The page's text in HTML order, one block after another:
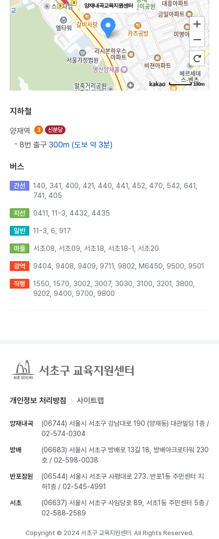
양재내곡교육지원센터
100m
지하철
양재역 3 신분당
8번 출구 300m (도보 약 3분)
버스
간선
140, 341, 400, 421, 440, 441, 452, 470, 542, 641,
741, 405
지선 0411, 11-3, 4432, 4435
일반 11-3, 6, 917
마을 서초08, 서초09, 서초18, 서초18-1, 서초20
광역 9404, 9408, 9409, 9711, 9802, M6450, 9500, 9501
직행
1550, 1570, 3002, 3007, 3030, 3100, 3201, 3800,
9202, 9400, 9700, 9800
개인정보 처리방침 사이트맵
양재내곡 (06744) 서울시 서초구 강남대로 190 (양재동) 대관빌딩 1층 /
02-574-0304
방배
(06683) 서울시 서초구 방배로 13길 18, 방배아크로타워 230
호 / 02-598-0038
반포잠원
(06544) 서울시 서초구 사평대로 273. 반포1동 주민센터 지
하1층 / 02-545-4991
서초 (06637) 서울시 서초구 사임당로 89, 서초1동 주민센터 5층 /
02-588-2589
Copyright © 2024 서초구 교육지원센터. All Rights Reserved.